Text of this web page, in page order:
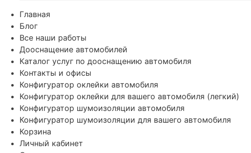
Главная
Блог
Все наши работы
Дооснащение автомобилей
Каталог услуг по дооснащению автомобиля
Контакты и офисы
Конфигуратор оклейки автомобиля
Конфигуратор оклейки для вашего автомобиля (легкий)
Конфигуратор шумоизоляции автомобиля
Конфигуратор шумоизоляции для вашего автомобиля
Корзина
Личный кабинет